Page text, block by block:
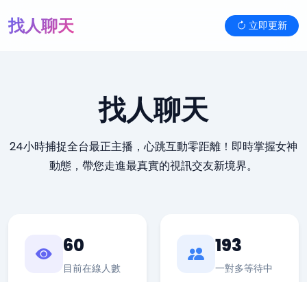
找人聊天 立即更新
找人聊天
24小時捕捉全台最正主播，心跳互動零距離！即時掌握女神
動態，帶您走進最真實的視訊交友新境界。
60
目前在線人數
193
一對多等待中